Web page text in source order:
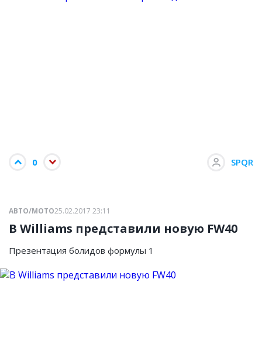
0 SPQR
АВТО/МОТО25.02.2017 23:11
В Williams представили новую FW40
Презентация болидов формулы 1